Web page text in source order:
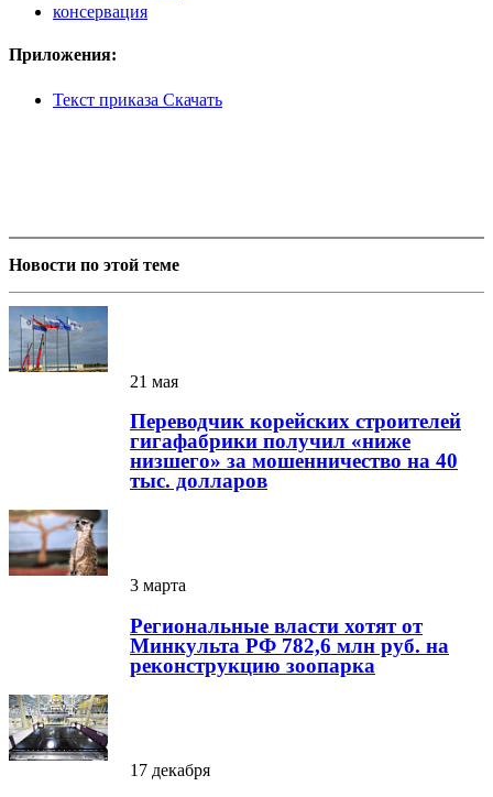
консервация
Приложения:
Текст приказа Скачать
Новости по этой теме
21 мая
Переводчик корейских строителей
гигафабрики получил «ниже
низшего» за мошенничество на 40
тыс. долларов
3 марта
Региональные власти хотят от
Минкульта РФ 782,6 млн руб. на
реконструкцию зоопарка
17 декабря